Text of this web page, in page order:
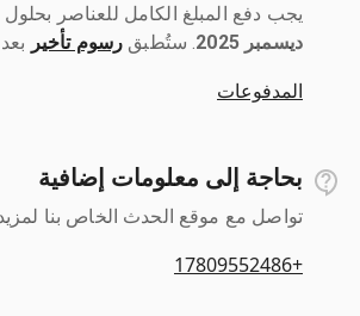
يجب دفع المبلغ الكامل للعناصر بحلول ‎
ديسمبر 2025
‎. ستُطبق رسوم تأخير
المدفوعات
بحاجة إلى معلومات إضافية
تواصل مع موقع الحدث الخاص بنا
+17809552486